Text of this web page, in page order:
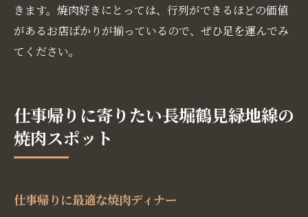
きます。焼肉好きにとっては、行列ができるほどの価値
があるお店ばかりが揃っているので、ぜひ足を運んでみ
てください。
仕事帰りに寄りたい長堀鶴見緑地線の
焼肉スポット
仕事帰りに最適な焼肉ディナー